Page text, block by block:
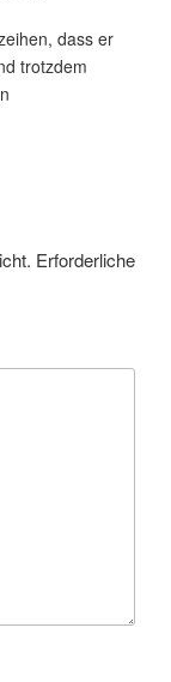
dass er
trotzdem
Erforderliche